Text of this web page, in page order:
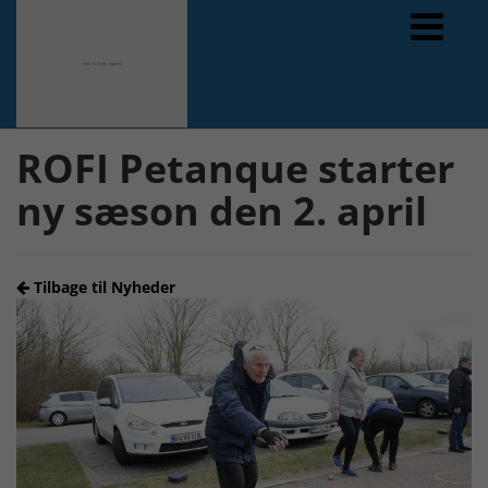
ROFI Petanque starter
ny sæson den 2. april
Tilbage til Nyheder